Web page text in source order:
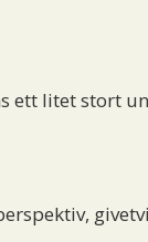
ett litet stort